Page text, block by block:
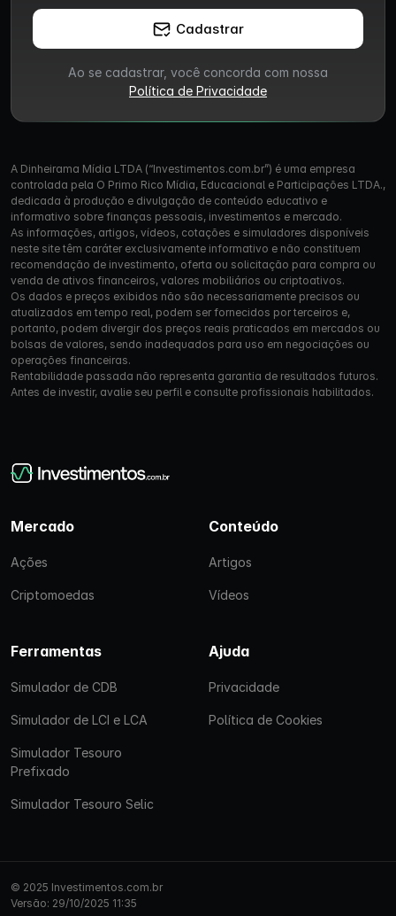
Cadastrar
Ao se cadastrar, você concorda com nossa
Política de Privacidade
A Dinheirama Mídia LTDA (“Investimentos.com.br”) é uma empresa
controlada pela O Primo Rico Mídia, Educacional e Participações LTDA.,
dedicada à produção e divulgação de conteúdo educativo e
informativo sobre finanças pessoais, investimentos e mercado.
As informações, artigos, vídeos, cotações e simuladores disponíveis
neste site têm caráter exclusivamente informativo e não constituem
recomendação de investimento, oferta ou solicitação para compra ou
venda de ativos financeiros, valores mobiliários ou criptoativos.
Os dados e preços exibidos não são necessariamente precisos ou
atualizados em tempo real, podem ser fornecidos por terceiros e,
portanto, podem divergir dos preços reais praticados em mercados ou
bolsas de valores, sendo inadequados para uso em negociações ou
operações financeiras.
Rentabilidade passada não representa garantia de resultados futuros.
Antes de investir, avalie seu perfil e consulte profissionais habilitados.
Mercado
Ações
Criptomoedas
Conteúdo
Artigos
Vídeos
Ferramentas
Simulador de CDB
Simulador de LCI e LCA
Simulador Tesouro
Prefixado
Simulador Tesouro Selic
Ajuda
Privacidade
Política de Cookies
© 2025 Investimentos.com.br
Versão: 29/10/2025 11:35